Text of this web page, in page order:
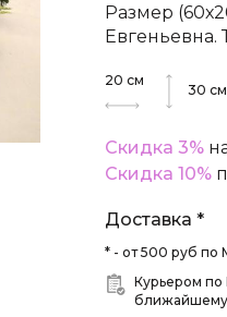
Размер
Евгеньевна.
20 см
30 см
Скидка 3%
Скидка 10%
Доставка *
* - от 500 руб
Курьером по